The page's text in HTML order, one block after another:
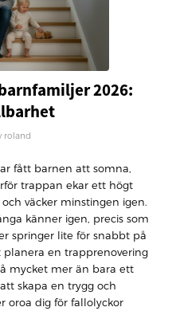
2026:
roland
fått barnen att somna,
trappan ekar ett högt
väcker minstingen igen.
känner igen, precis som
springer lite för snabbt på
en trapprenovering
mycket mer än bara ett
skapa en trygg och
oroa dig för fallolyckor